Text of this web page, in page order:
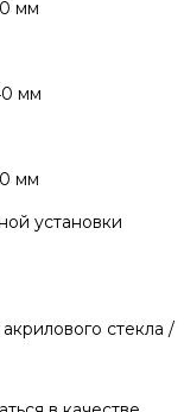
мм
мм
мм
установки
стекла /